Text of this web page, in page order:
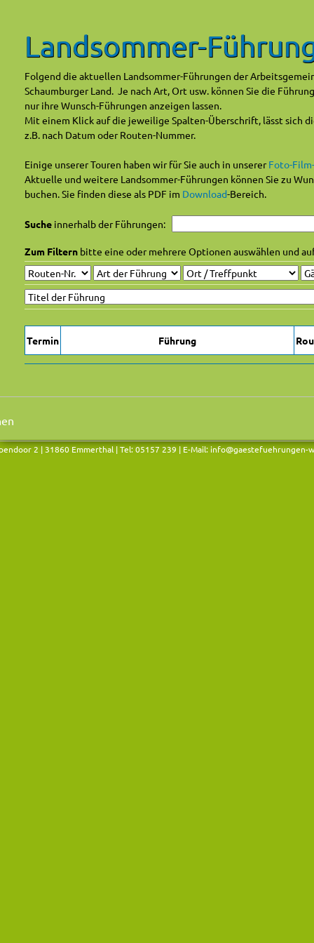
Landsommer-
Folgend die aktuellen Landsommer-Führungen der
Schaumburger Land. Je nach Art, Ort usw. können Sie die
nur ihre Wunsch-Führungen anzeigen lassen.
Mit einem Klick auf die jeweilige Spalten-Überschrift, lässt sich
z.B. nach Datum oder Routen-Nummer.
Einige unserer Touren haben wir für Sie auch in unsererFoto-
Aktuelle und weitere Landsommer-Führungen können Sie zu
buchen. Sie finden diese als PDF im Download-Bereich.
Suche innerhalb der Führungen:
Zum Filtern bitte eine oder mehrere Optionen auswählen und
Termin Führung
2 | 31860 Emmerthal | Tel: 05157 239 | E-Mail:info@gaestefuehrungen-